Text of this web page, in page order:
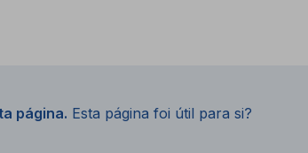
página. Esta página foi útil para si?